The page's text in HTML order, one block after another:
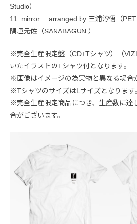
Studio）
11. mirror arranged by 三浦淳悟（
隅垣元佐（SANABAGUN.）
※完全生産限定盤（CD+Tシャツ）（
いたイラストのTシャツ付となります。
※画像はイメージの為実物と異なる場合
※TシャツのサイズはLサイズとなります。
※完全生産限定商品につき、生産数に達
合がございます。